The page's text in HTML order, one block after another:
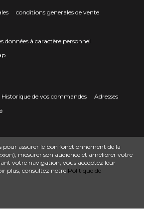
conditions generales de vente
données à caractère personnel
Historique de vos commandes
Adresses
Pied-de-Borne
0624436257
motoculture.com. All Rights Reserved.
pour assurer le bon fonctionnement de la
mesurer son audience et améliorer votre
votre navigation, vous acceptez leur
plus, consultez notre Politique de